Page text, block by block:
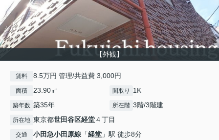
【外観】
賃料 8.5万円 管理/共益費 3,000円
面積 23.90㎡ 間取り 1K
築年数 築35年 所在階 3階/3階建
所在地 東京都世田谷区経堂４丁目
交通 小田急小田原線 「経堂 」駅 徒歩8分